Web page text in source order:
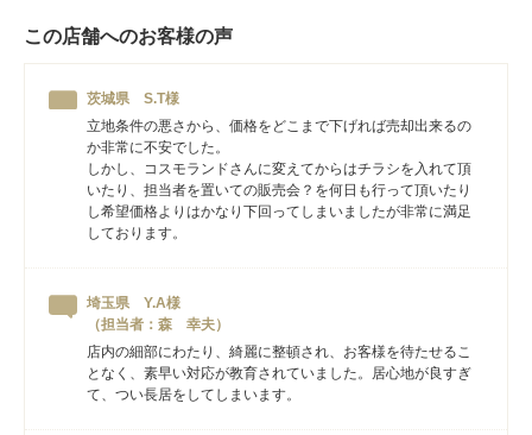
この店舗へのお客様の声
茨城県 S.T様
立地条件の悪さから、価格をどこまで下げれば売却出来るの
か非常に不安でした。
しかし、コスモランドさんに変えてからはチラシを入れて頂
いたり、担当者を置いての販売会？を何日も行って頂いたり
し希望価格よりはかなり下回ってしまいましたが非常に満足
しております。
埼玉県 Y.A様
（担当者：森 幸夫）
店内の細部にわたり、綺麗に整頓され、お客様を待たせるこ
となく、素早い対応が教育されていました。居心地が良すぎ
て、つい長居をしてしまいます。